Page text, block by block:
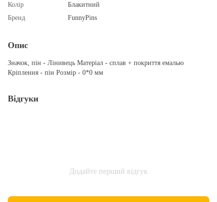
Колір
Блакитний
Бренд
FunnyPins
Опис
Значок, пін - Лінивець Матеріал - сплав + покриття емалью
Кріплення - пін Розмір - 0*0 мм
Відгуки
Додайте перший відгук